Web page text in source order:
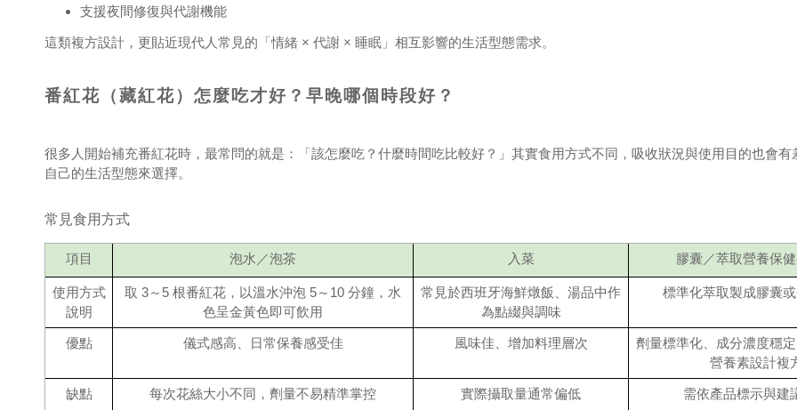
支援夜間修復與代謝機能
這類複方設計，更貼近現代人常見的「情緒 × 代謝 × 睡眠」相互影響的生活型態需求。
番紅花（藏紅花）怎麼吃才好？早晚哪個時段好？
很多人開始補充番紅花時，最常問的就是：「該怎麼吃？什麼時間吃比較好？」其實食用方式不同，吸收狀況與使用目的也會有
自己的生活型態來選擇。
常見食用方式
項目 泡水／泡茶 入菜 膠囊／萃取營養保
使用方式
說明
取 3～5 根番紅花，以溫水沖泡 5～10 分鐘，水
色呈金黃色即可飲用
常見於西班牙海鮮燉飯、湯品中作
為點綴與調味
標準化萃取製成膠囊
優點 儀式感高、日常保養感受佳 風味佳、增加料理層次
劑量標準化、成分濃度穩
營養素設計複
缺點 每次花絲大小不同，劑量不易精準掌控 實際攝取量通常偏低 需依產品標示與建